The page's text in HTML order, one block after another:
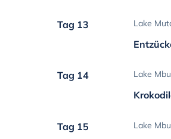
Tag 13 Lake
Tag 14 Lake
Tag 15 Lake